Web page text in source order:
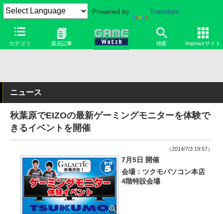
Powered by Translate
カテゴリ 過去記事 検索 Impressサイト
ニュース
秋葉原でEIZOの最新ゲーミングモニターを体験で
きるイベントを開催
（2014/7/3 19:57）
7月5日 開催
会場：ツクモパソコン本店
4階特設会場